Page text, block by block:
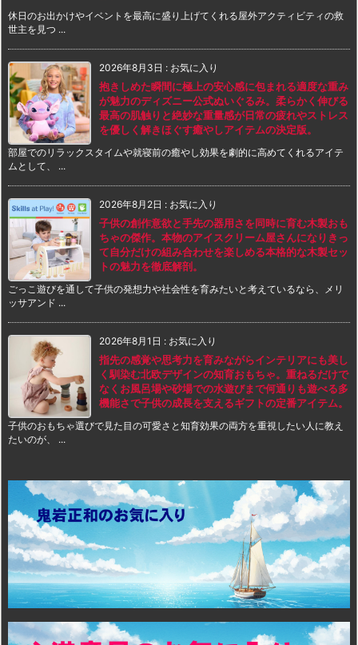
休日のお出かけやイベントを最高に盛り上げてくれる屋外アクティビティの救
世主を見つ ...
2026年8月3日 : お気に入り
抱きしめた瞬間に極上の安心感に包まれる適度な重み
が魅力のディズニー公式ぬいぐるみ。柔らかく伸びる
最高の肌触りと絶妙な重量感が日常の疲れやストレス
を優しく解きほぐす癒やしアイテムの決定版。
部屋でのリラックスタイムや就寝前の癒やし効果を劇的に高めてくれるアイテ
ムとして、 ...
2026年8月2日 : お気に入り
子供の創作意欲と手先の器用さを同時に育む木製おも
ちゃの傑作。本物のアイスクリーム屋さんになりきっ
て自分だけの組み合わせを楽しめる本格的な木製セッ
トの魅力を徹底解剖。
ごっこ遊びを通して子供の発想力や社会性を育みたいと考えているなら、メリ
ッサアンド ...
2026年8月1日 : お気に入り
指先の感覚や思考力を育みながらインテリアにも美し
く馴染む北欧デザインの知育おもちゃ。重ねるだけで
なくお風呂場や砂場での水遊びまで何通りも遊べる多
機能さで子供の成長を支えるギフトの定番アイテム。
子供のおもちゃ選びで見た目の可愛さと知育効果の両方を重視したい人に教え
たいのが、 ...